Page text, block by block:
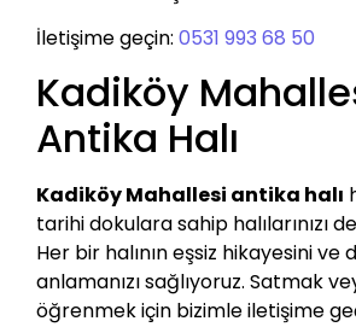
İletişime geçin: 0531 993 68 50
Kadiköy
Antika Halı
Kadiköy Mahallesi antika halı
tarihi dokulara sahip halılarınızı
Her bir halının eşsiz hikayesini ve
anlamanızı sağlıyoruz. Satmak
öğrenmek için bizimle iletişime